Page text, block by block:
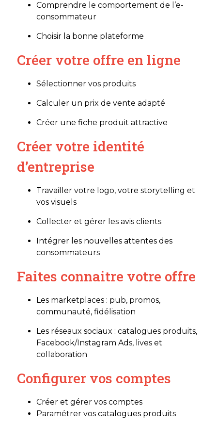
Comprendre le comportement de l’e-
consommateur
Choisir la bonne plateforme
Créer votre offre en ligne
Sélectionner vos produits
Calculer un prix de vente adapté
Créer une fiche produit attractive
Créer votre identité
d’entreprise
Travailler votre logo, votre storytelling et
vos visuels
Collecter et gérer les avis clients
Intégrer les nouvelles attentes des
consommateurs
Faites connaitre votre offre
Les marketplaces : pub, promos,
communauté, fidélisation
Les réseaux sociaux : catalogues produits,
Facebook/Instagram Ads, lives et
collaboration
Configurer vos comptes
Créer et gérer vos comptes
Paramétrer vos catalogues produits